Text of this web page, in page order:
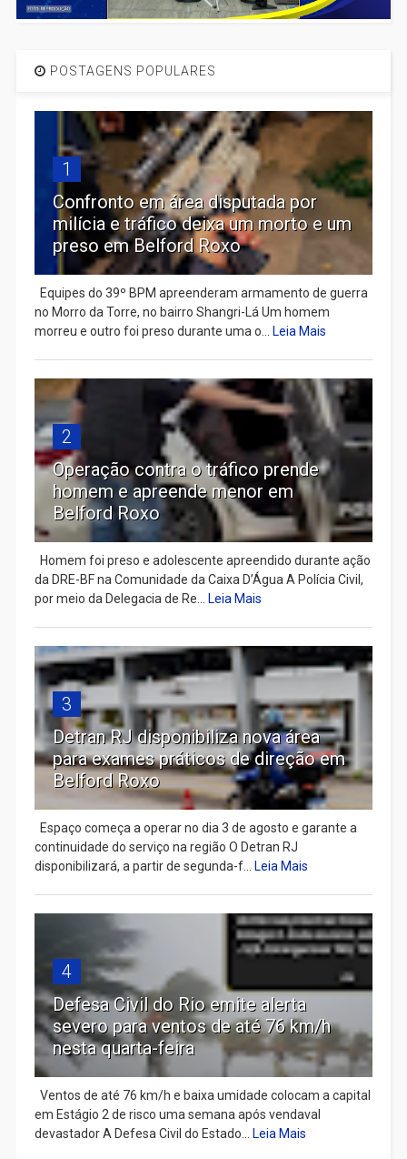
POSTAGENS POPULARES
1
Confronto em área disputada por
milícia e tráfico deixa um morto e um
preso em Belford Roxo
Equipes do 39º BPM apreenderam armamento de guerra
no Morro da Torre, no bairro Shangri-Lá Um homem
morreu e outro foi preso durante uma o... Leia Mais
2
Operação contra o tráfico prende
homem e apreende menor em
Belford Roxo
Homem foi preso e adolescente apreendido durante ação
da DRE-BF na Comunidade da Caixa D’Água A Polícia Civil,
por meio da Delegacia de Re... Leia Mais
3
Detran RJ disponibiliza nova área
para exames práticos de direção em
Belford Roxo
Espaço começa a operar no dia 3 de agosto e garante a
continuidade do serviço na região O Detran RJ
disponibilizará, a partir de segunda-f... Leia Mais
4
Defesa Civil do Rio emite alerta
severo para ventos de até 76 km/h
nesta quarta-feira
Ventos de até 76 km/h e baixa umidade colocam a capital
em Estágio 2 de risco uma semana após vendaval
devastador A Defesa Civil do Estado... Leia Mais